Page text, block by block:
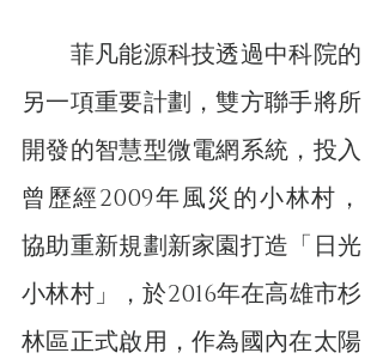
菲凡能源科技透過中科院的
另一項重要計劃，雙方聯手將所
開發的智慧型微電網系統，投入
曾歷經2009年風災的小林村，
協助重新規劃新家園打造「日光
小林村」，於2016年在高雄市杉
林區正式啟用，作為國內在太陽